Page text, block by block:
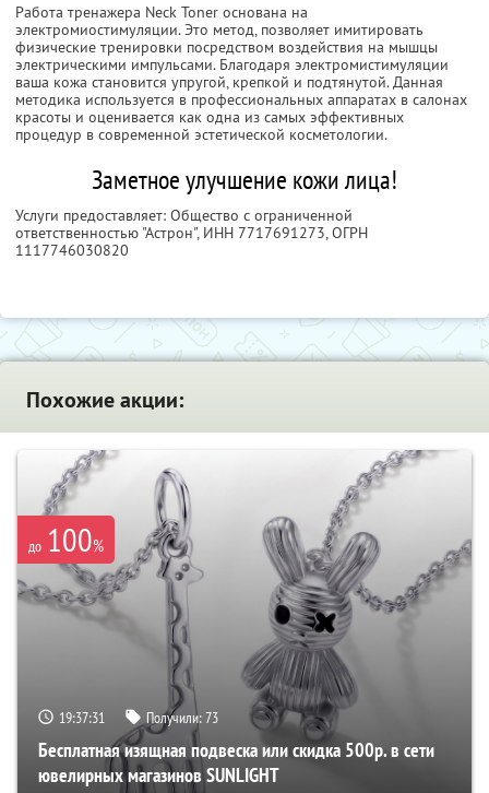
Работа тренажера Neck Toner основана на
электромиостимуляции. Это метод, позволяет имитировать
физические тренировки посредством воздействия на мышцы
электрическими импульсами. Благодаря электромистимуляции
ваша кожа становится упругой, крепкой и подтянутой. Данная
методика используется в профессиональных аппаратах в салонах
красоты и оценивается как одна из самых эффективных
процедур в современной эстетической косметологии.
Заметное улучшение кожи лица!
Услуги предоставляет: Общество с ограниченной
ответственностью "Астрон", ИНН 7717691273, ОГРН
1117746030820
Похожие акции:
до 100%
19:37:31 Получили:73
Бесплатная изящная подвеска или скидка 500р. в сети
ювелирных магазинов SUNLIGHT